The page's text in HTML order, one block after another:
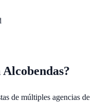
Alcobendas?
de múltiples agencias de